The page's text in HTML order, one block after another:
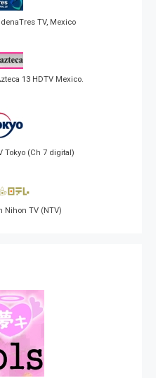
TV, Mexico
13 HDTV Mexico.
Tokyo (Ch 7 digital)
Nihon TV (NTV)